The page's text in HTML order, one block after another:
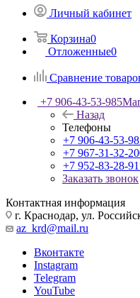
Личный кабинет
Корзина0
Отложенные0
Сравнение
+7 906-43-53-985
Назад
Телефоны
+7 906-43-53-
+7 967-31-32-
+7 952-83-28-
Заказать звонок
Контактная информация
г. Краснодар, ул.
az_krd@mail.ru
Вконтакте
Instagram
Telegram
YouTube